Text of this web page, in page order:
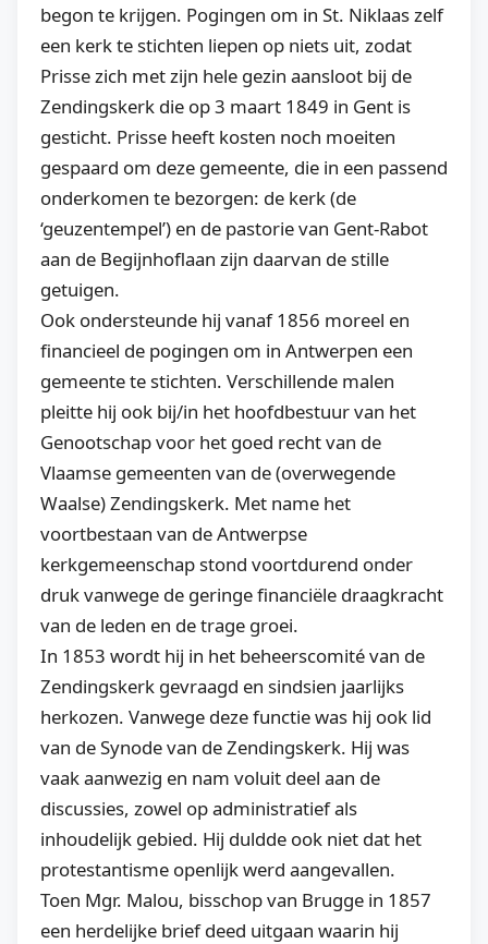
begon te krijgen. Pogingen om in St. Niklaas zelf
een kerk te stichten liepen op niets uit, zodat
Prisse zich met zijn hele gezin aansloot bij de
Zendingskerk die op 3 maart 1849 in Gent is
gesticht. Prisse heeft kosten noch moeiten
gespaard om deze gemeente, die in een passend
onderkomen te bezorgen: de kerk (de
‘geuzentempel’) en de pastorie van Gent-Rabot
aan de Begijnhoflaan zijn daarvan de stille
getuigen.
Ook ondersteunde hij vanaf 1856 moreel en
financieel de pogingen om in Antwerpen een
gemeente te stichten. Verschillende malen
pleitte hij ook bij/in het hoofdbestuur van het
Genootschap voor het goed recht van de
Vlaamse gemeenten van de (overwegende
Waalse) Zendingskerk. Met name het
voortbestaan van de Antwerpse
kerkgemeenschap stond voortdurend onder
druk vanwege de geringe financiële draagkracht
van de leden en de trage groei.
In 1853 wordt hij in het beheerscomité van de
Zendingskerk gevraagd en sindsien jaarlijks
herkozen. Vanwege deze functie was hij ook lid
van de Synode van de Zendingskerk. Hij was
vaak aanwezig en nam voluit deel aan de
discussies, zowel op administratief als
inhoudelijk gebied. Hij duldde ook niet dat het
protestantisme openlijk werd aangevallen.
Toen Mgr. Malou, bisschop van Brugge in 1857
een herdelijke brief deed uitgaan waarin hij